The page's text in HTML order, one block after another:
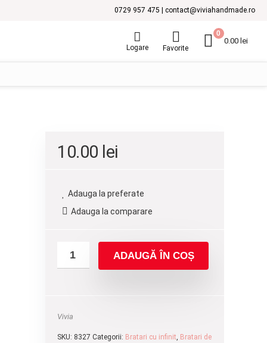
0729 957 475 | contact@viviahandmade.ro
Logare Favorite
0
0.00 lei
10.00 lei
Adauga la preferate
Adauga la comparare
ADAUGĂ ÎN COȘ
Vivia
SKU: 8327 Categorii: Bratari cu infinit, Bratari de